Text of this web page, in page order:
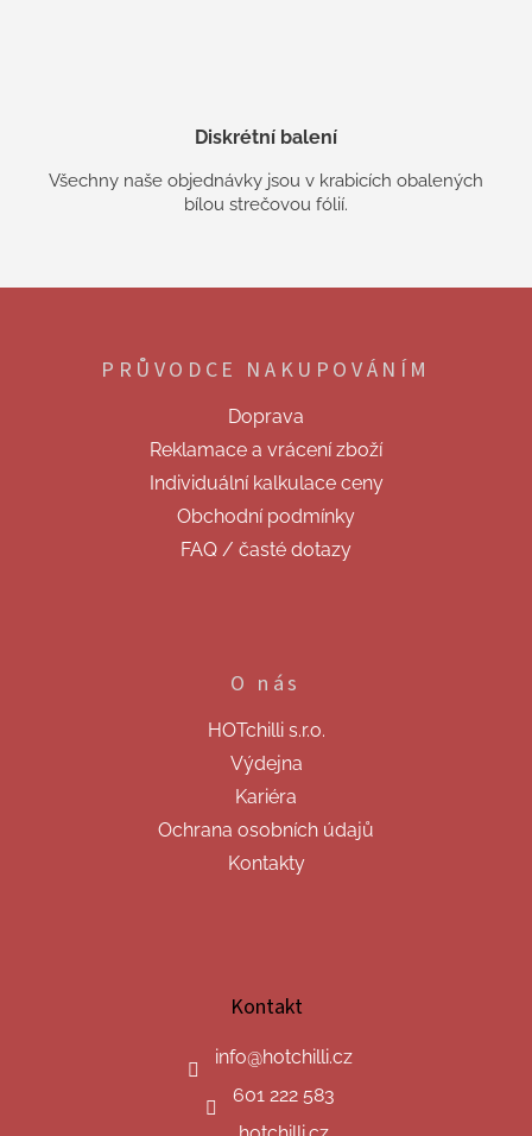
Diskrétní balení
Všechny naše objednávky jsou v krabicích obalených
bílou strečovou fólií.
Z
PRŮVODCE NAKUPOVÁNÍM
Doprava
Reklamace a vrácení zboží
Individuální kalkulace ceny
Obchodní podmínky
FAQ / časté dotazy
O nás
HOTchilli s.r.o.
Výdejna
Kariéra
Ochrana osobních údajů
Kontakty
Kontakt
info@hotchilli.cz
601 222 583